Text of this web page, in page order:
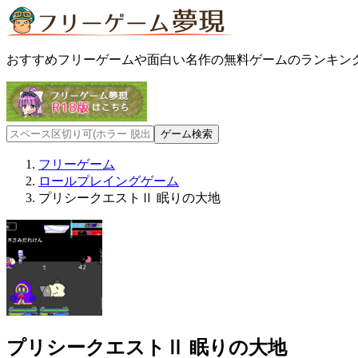
おすすめフリーゲームや面白い名作の無料ゲームのランキン
フリーゲーム
ロールプレイングゲーム
プリシークエストⅡ 眠りの大地
プリシークエストⅡ 眠りの大地